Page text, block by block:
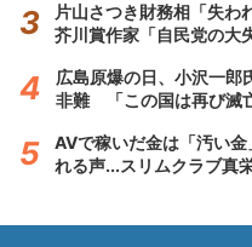
片山さつき財務相「失
芥川賞作家「自民党の大
広島原爆の日、小沢一郎
非難 「この国は再び滅
AVで稼いだ金は「汚い
れる声...スリムクラブ真